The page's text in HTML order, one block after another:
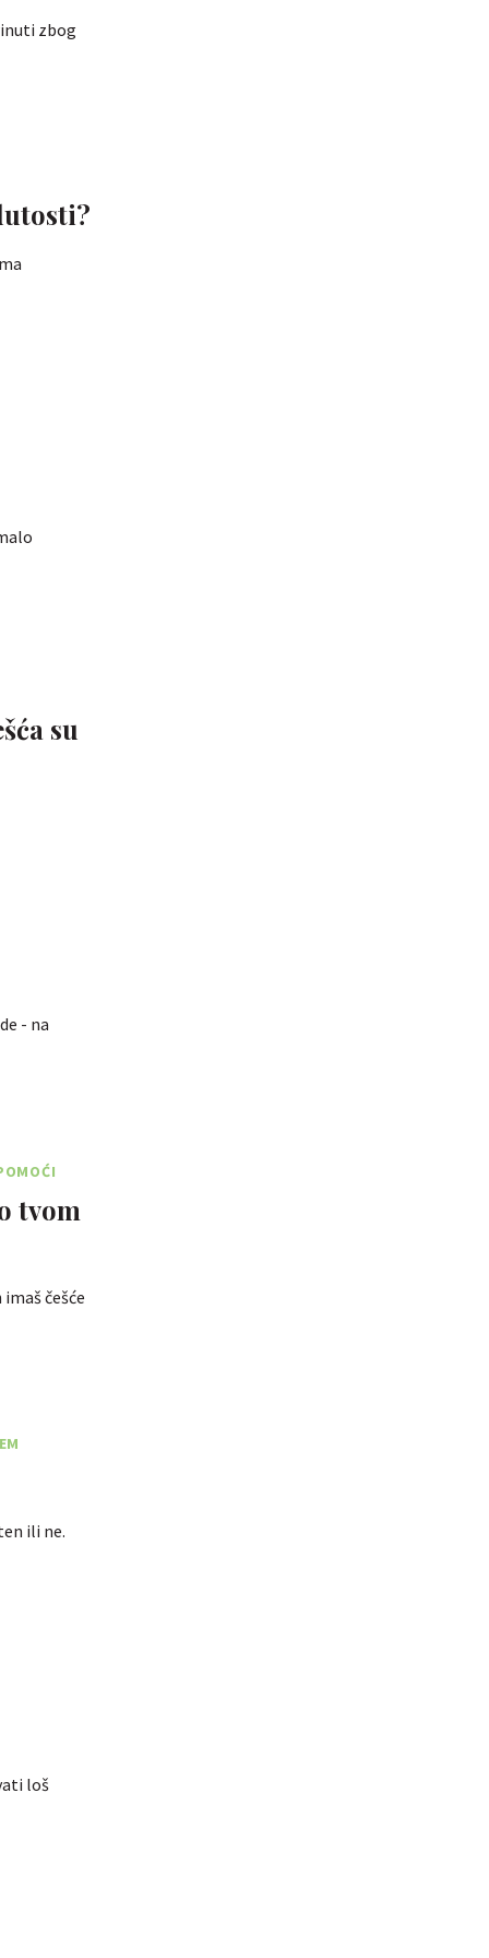
zbog
su
- na
tvom
češće
ili ne.
loš